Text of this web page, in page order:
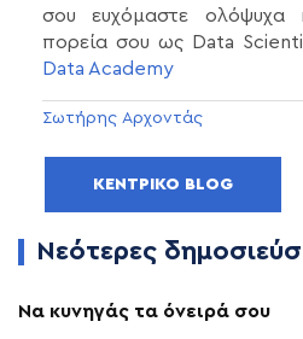
σου ευχόμαστε ολόψυχα
πορεία σου ως Data
Data Academy
Σωτήρης Αρχοντάς
ΚΕΝΤΡΙΚΌ BLOG
Νεότερες
Να κυνηγάς τα όνειρά σου